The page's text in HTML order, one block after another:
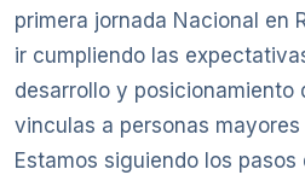
primera jornada Nacional en
ir cumpliendo las
desarrollo y posicionamiento
vinculas a personas
Estamos siguiendo los